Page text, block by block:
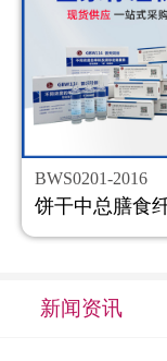
BWS0201-2016
新闻资讯